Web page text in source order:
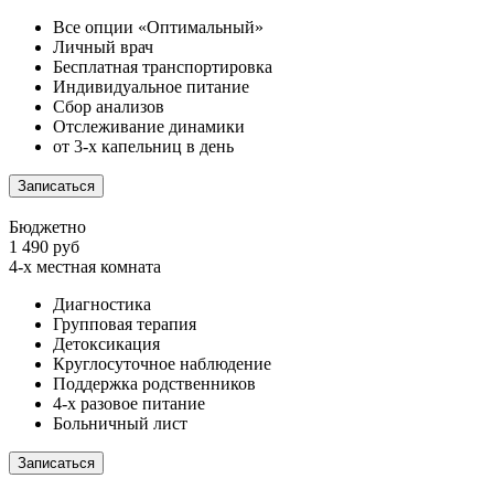
Все опции «Оптимальный»
Личный врач
Бесплатная транспортировка
Индивидуальное питание
Сбор анализов
Отслеживание динамики
от 3-х капельниц в день
Записаться
Бюджетно
1 490 руб
4-х местная комната
Диагностика
Групповая терапия
Детоксикация
Круглосуточное наблюдение
Поддержка родственников
4-х разовое питание
Больничный лист
Записаться